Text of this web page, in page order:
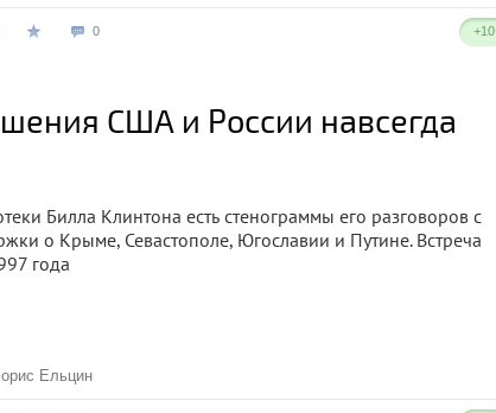
0 +10
США и России навсегда
Билла Клинтона есть стенограммы его разговоров с
о Крыме, Севастополе, Югославии и Путине. Встреча
года
Ельцин